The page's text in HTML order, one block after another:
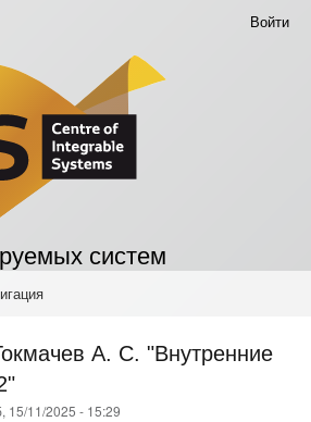
основному
содержанию
Войти
систем
А. С. "Внутренние
15/11/2025 - 15:29